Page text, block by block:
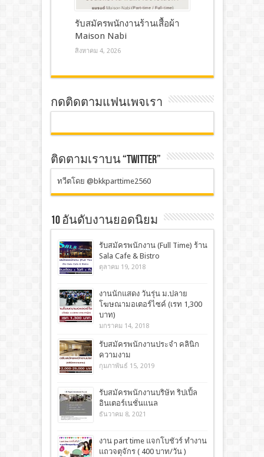
รับสมัครพนักงานร้านเสื้อผ้า
Maison Nabi
สิงหาคม 4, 2026
กดติดตามแฟนเพจเรา
ติดตามเราบน “TWITTER”
ทวีตโดย @bkkparttime2560
10 อันดับงานยอดนิยม
รับสมัครพนักงาน (Full Time) ร้าน
Sala Cafe & Bistro
ตุลาคม 19, 2018
งานนักแสดง วันรุ่น ม.ปลาย
โฆษณามอเตอร์ไซค์ (เรท 1,300
บาท)
มกราคม 14, 2018
รับสมัครพนักงานประจำ คลินิก
ความงาม
กุมภาพันธ์ 15, 2019
รับสมัครพนักงานบริษัท ริปเปิ้ล
อินเตอร์เนชั่นแนล
ธันวาคม 8, 2021
งาน part time แจกโบชัวร์ ทำงาน
เเถวจตุจักร ( 400 บาท/วัน )